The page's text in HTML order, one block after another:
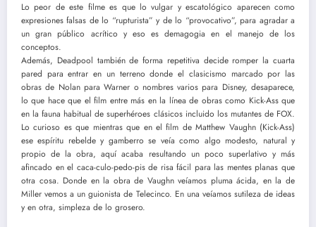
Lo peor de este filme es que lo vulgar y escatológico aparecen como
expresiones falsas de lo “rupturista” y de lo “provocativo”, para agradar a
un gran público acrítico y eso es demagogia en el manejo de los
conceptos.
Además, Deadpool también de forma repetitiva decide romper la cuarta
pared para entrar en un terreno donde el clasicismo marcado por las
obras de Nolan para Warner o nombres varios para Disney, desaparece,
lo que hace que el film entre más en la línea de obras como Kick-Ass que
en la fauna habitual de superhéroes clásicos incluido los mutantes de FOX.
Lo curioso es que mientras que en el film de Matthew Vaughn (Kick-Ass)
ese espíritu rebelde y gamberro se veía como algo modesto, natural y
propio de la obra, aquí acaba resultando un poco superlativo y más
afincado en el caca-culo-pedo-pis de risa fácil para las mentes planas que
otra cosa. Donde en la obra de Vaughn veíamos pluma ácida, en la de
Miller vemos a un guionista de Telecinco. En una veíamos sutileza de ideas
y en otra, simpleza de lo grosero.